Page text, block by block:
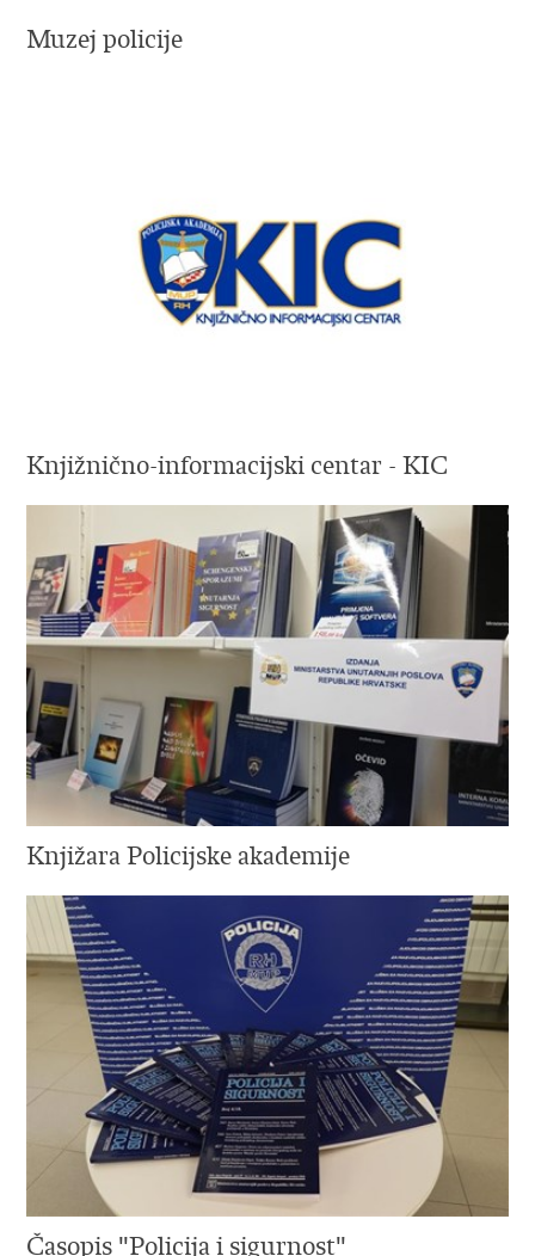
Muzej policije
Knjižnično-informacijski centar - KIC
Knjižara Policijske akademije
Časopis "Policija i sigurnost"